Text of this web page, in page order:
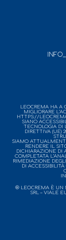
LEOCREMA HA A
MIGLIORARE
HTTPS://
SIANO
TECNOLOGIA DI
DIRETTIVA (UE)
SIAMO
RENDERE IL
DICHIARAZIONE DI
COMPLETATA
RIMEDIAZIONE
DI
® LEOCREMA È UN
SRL – VIALE